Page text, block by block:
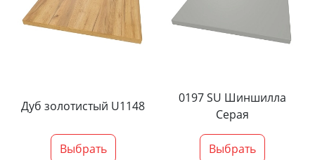
Дуб золотистый U1148
Выбрать
0197 SU Шиншилла
Серая
Выбрать